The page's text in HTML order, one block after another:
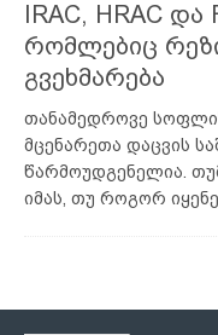
IRAC, HRAC
რომლებიც
გვეხმარება
თანამედროვე
მცენარეთა დაცვის
წარმოუდგენელია.
იმას, თუ როგორ